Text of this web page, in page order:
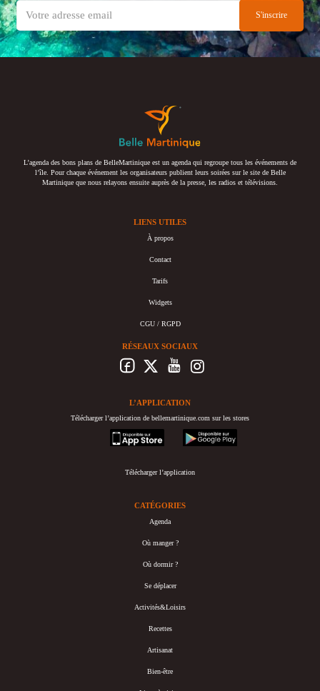
L’agenda des bons plans de BelleMartinique est un agenda qui regroupe tous les événements de
l’île. Pour chaque événement les organisateurs publient leurs soirées sur le site de Belle
Martinique que nous relayons ensuite auprès de la presse, les radios et télévisions.
LIENS UTILES
À propos
Contact
Tarifs
Widgets
CGU / RGPD
RÉSEAUX SOCIAUX
L’APPLICATION
Télécharger l’application de bellemartinique.com sur les stores
appstore
googleplay
Télécharger l’application
CATÉGORIES
Agenda
Où manger ?
Où dormir ?
Se déplacer
Activités&Loisirs
Recettes
Artisanat
Bien-être